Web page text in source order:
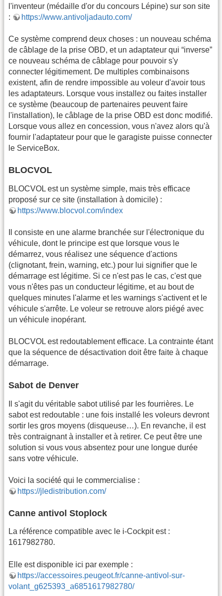
l'inventeur (médaille d'or du concours Lépine) sur son site
:
https://www.antivoljadauto.com/
Ce système comprend deux choses : un nouveau schéma
de câblage de la prise OBD, et un adaptateur qui “inverse”
ce nouveau schéma de câblage pour pouvoir s'y
connecter légitimement. De multiples combinaisons
existent, afin de rendre impossible au voleur d'avoir tous
les adaptateurs. Lorsque vous installez ou faites installer
ce système (beaucoup de partenaires peuvent faire
l'installation), le câblage de la prise OBD est donc modifié.
Lorsque vous allez en concession, vous n'avez alors qu'à
fournir l'adaptateur pour que le garagiste puisse connecter
le ServiceBox.
BLOCVOL
BLOCVOL est un système simple, mais très efficace
proposé sur ce site (installation à domicile) :
https://www.blocvol.com/index
Il consiste en une alarme branchée sur l'électronique du
véhicule, dont le principe est que lorsque vous le
démarrez, vous réalisez une séquence d'actions
(clignotant, frein, warning, etc.) pour lui signifier que le
démarrage est légitime. Si ce n'est pas le cas, c'est que
vous n'êtes pas un conducteur légitime, et au bout de
quelques minutes l'alarme et les warnings s'activent et le
véhicule s'arrête. Le voleur se retrouve alors piégé avec
un véhicule inopérant.
BLOCVOL est redoutablement efficace. La contrainte étant
que la séquence de désactivation doit être faite à chaque
démarrage.
Sabot de Denver
Il s'agit du véritable sabot utilisé par les fourrières. Le
sabot est redoutable : une fois installé les voleurs devront
sortir les gros moyens (disqueuse…). En revanche, il est
très contraignant à installer et à retirer. Ce peut être une
solution si vous vous absentez pour une longue durée
sans votre véhicule.
Voici la société qui le commercialise :
https://jledistribution.com/
Canne antivol Stoplock
La référence compatible avec le i-Cockpit est :
1617982780.
Elle est disponible ici par exemple :
https://accessoires.peugeot.fr/canne-antivol-sur-
volant_g625393_a6851617982780/